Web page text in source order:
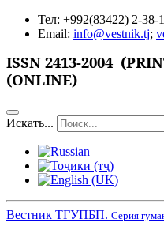
Тел: +992(83422) 2-38-
Email: info@vestnik.tj;
ISSN 2413-2004
(ONLINE)
Искать...
Вестник ТГУПБП. Серия